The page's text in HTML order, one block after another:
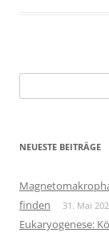
nach:
NEUESTE BEITRÄGE
finden
31. Mai
Eukaryogenese: